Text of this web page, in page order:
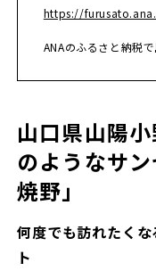
https://
ANAのふるさと納税
山口県山陽
のようなサ
焼野」
何度でも訪れたく
ト